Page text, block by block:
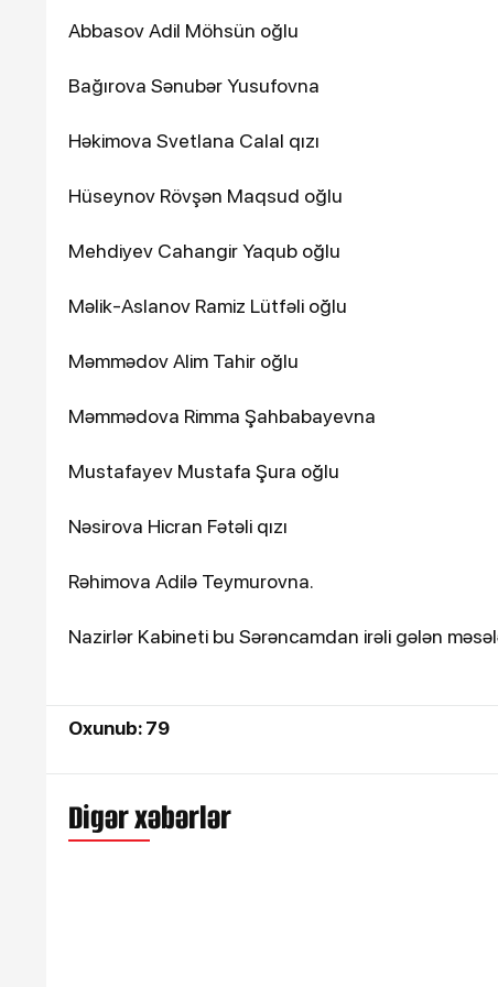
Abbasov Adil Möhsün oğlu
Bağırova Sənubər Yusufovna
Həkimova Svetlana Calal qızı
Hüseynov Rövşən Maqsud oğlu
Mehdiyev Cahangir Yaqub oğlu
Məlik-Aslanov Ramiz Lütfəli oğlu
Məmmədov Alim Tahir oğlu
Məmmədova Rimma Şahbabayevna
Mustafayev Mustafa Şura oğlu
Nəsirova Hicran Fətəli qızı
Rəhimova Adilə Teymurovna.
Nazirlər Kabineti bu Sərəncamdan irəli gələn
Oxunub: 79
Digər xəbərlər